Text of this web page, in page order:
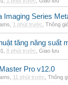
Imaging Series
1 phút trước Thông
tăng năng suất
8 phút trước Giao lưu
Pro v12.0
11 phút trước Thông